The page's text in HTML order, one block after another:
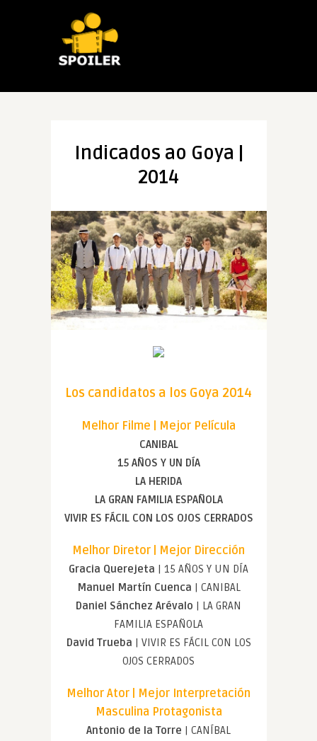
Indicados ao Goya |
2014
Los candidatos a los Goya 2014
Melhor Filme | Mejor Película
CANIBAL
15 AÑOS Y UN DÍA
LA HERIDA
LA GRAN FAMILIA ESPAÑOLA
VIVIR ES FÁCIL CON LOS OJOS CERRADOS
Melhor Diretor | Mejor Dirección
Gracia Querejeta | 15 AÑOS Y UN DÍA
Manuel Martín Cuenca | CANIBAL
Daniel Sánchez Arévalo | LA GRAN
FAMILIA ESPAÑOLA
David Trueba | VIVIR ES FÁCIL CON LOS
OJOS CERRADOS
Melhor Ator | Mejor Interpretación
Masculina Protagonista
Antonio de la Torre | CANÍBAL